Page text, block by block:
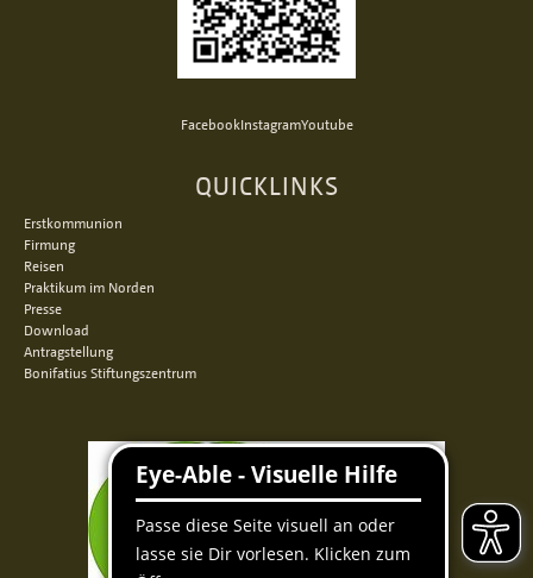
FacebookInstagramYoutube
QUICKLINKS
Erstkommunion
Firmung
Reisen
Praktikum im Norden
Presse
Download
Antragstellung
Bonifatius Stiftungszentrum